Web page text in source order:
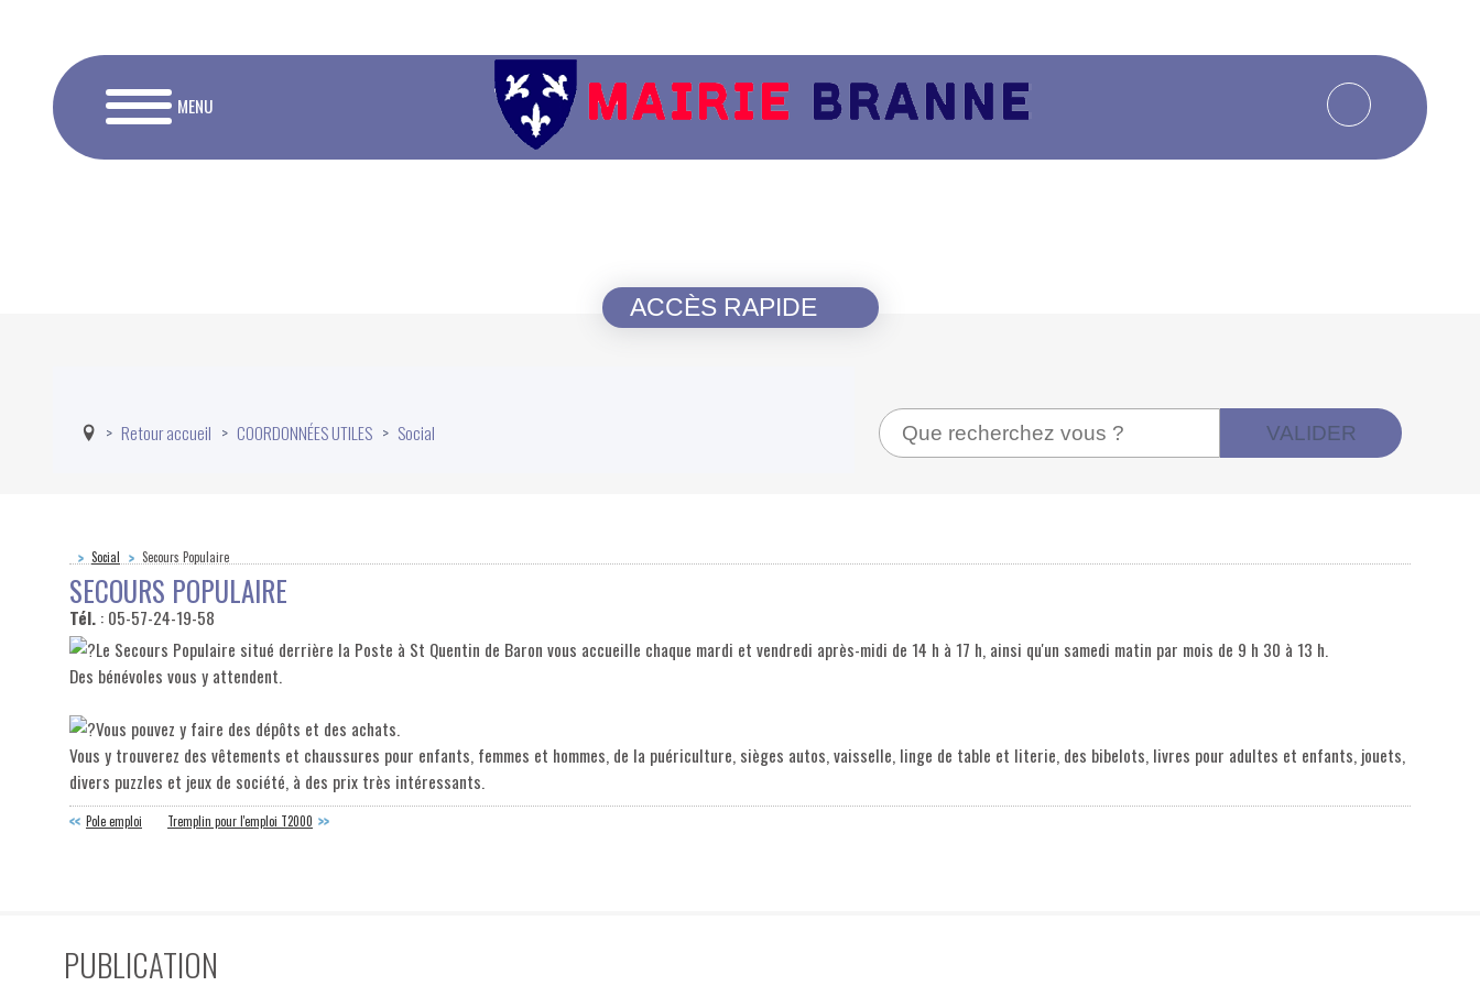
MENU
ACCÈS RAPIDE
Retour accueil COORDONNÉES UTILES Social
Recherche
VALIDER
Social Secours Populaire
SECOURS POPULAIRE
Tél. : 05-57-24-19-58
Le Secours Populaire situé derrière la Poste à St Quentin de Baron vous accueille chaque mardi et vendredi après-midi de 14 h à 17 h, ainsi qu'un samedi matin par mois de 9 h 30 à 13 h.
Des bénévoles vous y attendent.
Vous pouvez y faire des dépôts et des achats.
Vous y trouverez des vêtements et chaussures pour enfants, femmes et hommes, de la puériculture, sièges autos, vaisselle, linge de table et literie, des bibelots, livres pour adultes et enfants, jouets,
divers puzzles et jeux de société, à des prix très intéressants.
Pole emploi Tremplin pour l'emploi T2000
PUBLICATION